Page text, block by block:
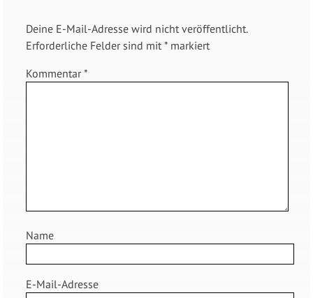
Deine E-Mail-Adresse wird nicht veröffentlicht.
Erforderliche Felder sind mit *markiert
Kommentar*
Name
E-Mail-Adresse